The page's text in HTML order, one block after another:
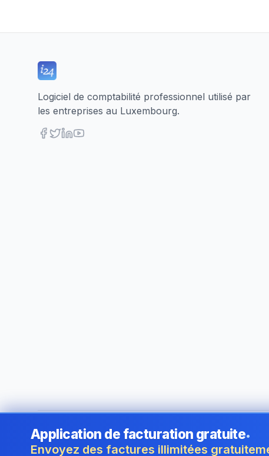
Logiciel de comptabilité professionnel utilisé par
les entreprises au Luxembourg.
©2026i24 Limited. All rights reserved.•Au service des
Application de facturation gratuite•
Envoyez des factures illimitées